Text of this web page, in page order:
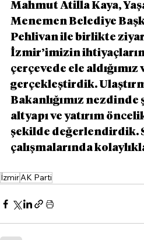
Mahmut Atilla Kaya,
Menemen Belediye
Pehlivan ile birlikte
İzmir’imizin
çerçevede ele
gerçekleştirdik.
Bakanlığımız
altyapı ve yatırım
şekilde değerlendirdik.
çalışmalarında
İzmirAK Parti